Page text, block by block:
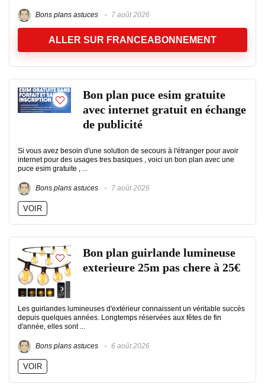
Bons plans astuces 7 août 2026
ALLER SUR FRANCEABONNEMENT
Bon plan puce esim gratuite
avec internet gratuit en échange
de publicité
Si vous avez besoin d'une solution de secours à l'étranger pour avoir
internet pour des usages tres basiques , voici un bon plan avec une
puce esim gratuite , ...
Bons plans astuces 7 août 2026
VOIR
Bon plan guirlande lumineuse
exterieure 25m pas chere à 25€
Les guirlandes lumineuses d'extérieur connaissent un véritable succès
depuis quelques années. Longtemps réservées aux fêtes de fin
d'année, elles sont ...
Bons plans astuces 6 août 2026
VOIR